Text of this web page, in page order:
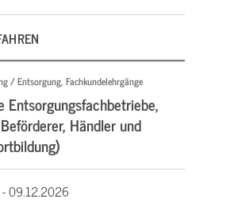
/ Entsorgung, Fachkundelehrgänge
Entsorgungsfachbetriebe,
Händler und
09.12.2026